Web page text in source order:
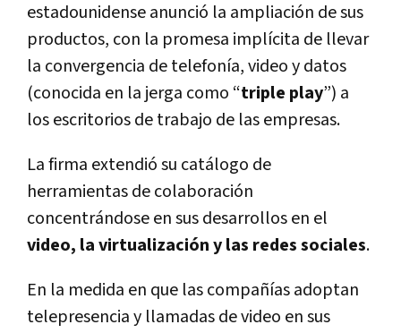
estadounidense anunció la ampliación de sus
productos, con la promesa implícita de llevar
la convergencia de telefonía, video y datos
(conocida en la jerga como “triple play”) a
los escritorios de trabajo de las empresas.
La firma extendió su catálogo de
herramientas de colaboración
concentrándose en sus desarrollos en el
video, la virtualización y las redes sociales.
En la medida en que las compañías adoptan
telepresencia y llamadas de video en sus